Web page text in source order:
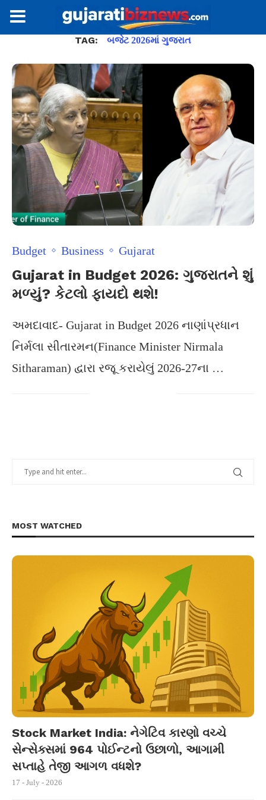
TAG: બજેટ 2026માં ગુજરાત
Budget Business Gujarat
Gujarat in Budget 2026: ગુજરાતને શું
મળ્યું? કેટલો ફાયદો થશે!
અમદાવાદ- Gujarat in Budget 2026 નાણાંપ્રધાન
નિર્મલા સીતારમન(Finance Minister Nirmala
Sitharaman) દ્વારા રજૂ કરાયેલું 2026-27ના …
MOST WATCHED
Stock Market India: નેગેટિવ કારણો વચ્ચે
સેન્સેક્સમાં 964 પોઈન્ટનો ઉછાળો, આગામી
સપ્તાહે તેજી આગળ વધશે?
17 - July - 2026